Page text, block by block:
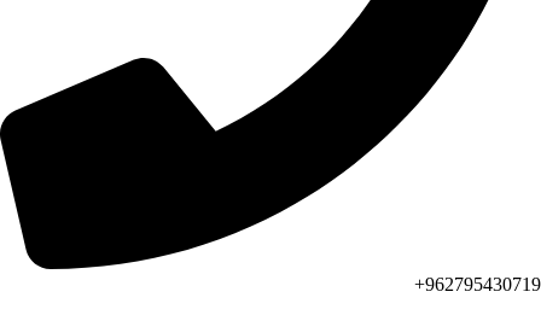
962795430719+